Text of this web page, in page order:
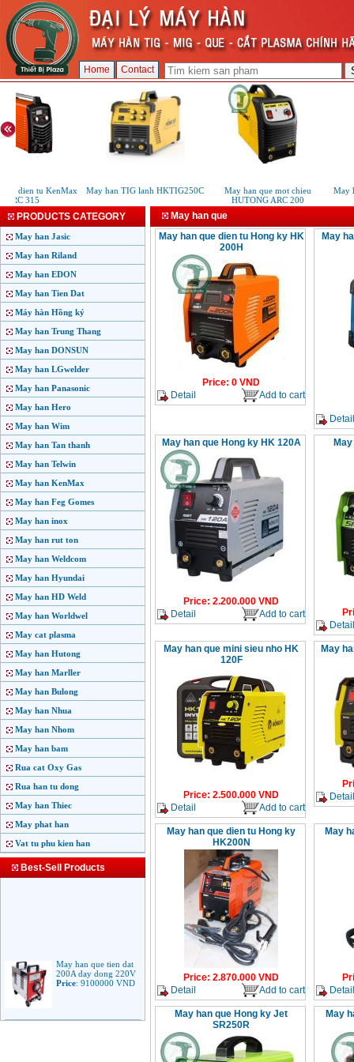
Home Contact
dien tu KenMax
ARC 315
May han TIG lanh HKTIG250C
May han que mot chieu
HUTONG ARC 200
May
PRODUCTS CATEGORY
May han Jasic
May han Riland
May han EDON
May han Tien Dat
Máy hàn Hồng ký
May han Trung Thang
May han DONSUN
May han LGwelder
May han Panasonic
May han Hero
May han Wim
May han Tan thanh
May han Telwin
May han KenMax
May han Feg Gomes
May han inox
May han rut ton
May han Weldcom
May han Hyundai
May han HD Weld
May han Worldwel
May cat plasma
May han Hutong
May han Marller
May han Bulong
May han Nhua
May han Nhom
May han bam
Rua cat Oxy Gas
Rua han tu dong
May han Thiec
May phat han
Vat tu phu kien han
Best-Sell Products
May han que tien dat
200A day dong 220V
Price:9100000 VND
May han que
May han que dien tu Hong ky HK
200H
Price: 0 VND
Detail
Add to cart
May
Detail
May han que Hong ky HK 120A
Price: 2.200.000 VND
Detail
Add to cart
Detail
May han que mini sieu nho HK
120F
Price: 2.500.000 VND
Detail
Add to cart
May
Detail
May han que dien tu Hong ky
HK200N
Price: 2.870.000 VND
Detail
Add to cart
May
Detail
May han que Hong ky Jet
SR250R
May